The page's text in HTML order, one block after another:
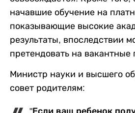
начавшие обучение на
показывающие высокие
результаты, впоследствии
претендовать на вакантные
Министр науки и высшего
совет родителям:
"Если ваш ребенок